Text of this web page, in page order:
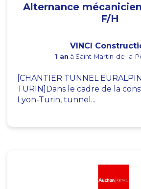
Alternance
F/H
VINCI
1 an à Saint-Martin-de-la-
[CHANTIER TUNNEL
TURIN]Dans le cadre de la
Lyon-Turin, tunnel...